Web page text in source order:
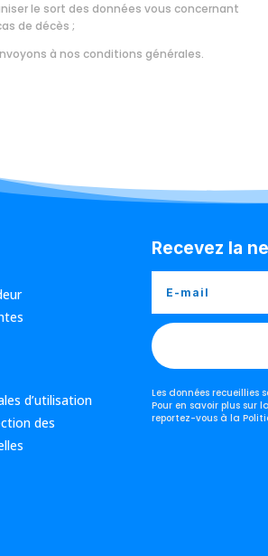
le sort des données vous concernant
de décès ;
à nos conditions générales.
d’utilisation
des
Recevez la
Les données recueillies
Pour en savoir plus sur
reportez-vous à la